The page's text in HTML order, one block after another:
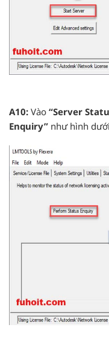
A10: Vào “Server
Enquiry” như hình dưới